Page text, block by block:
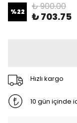
%22 ₺ 900.00
₺ 703.75
Hızlı kargo
10 gün içinde